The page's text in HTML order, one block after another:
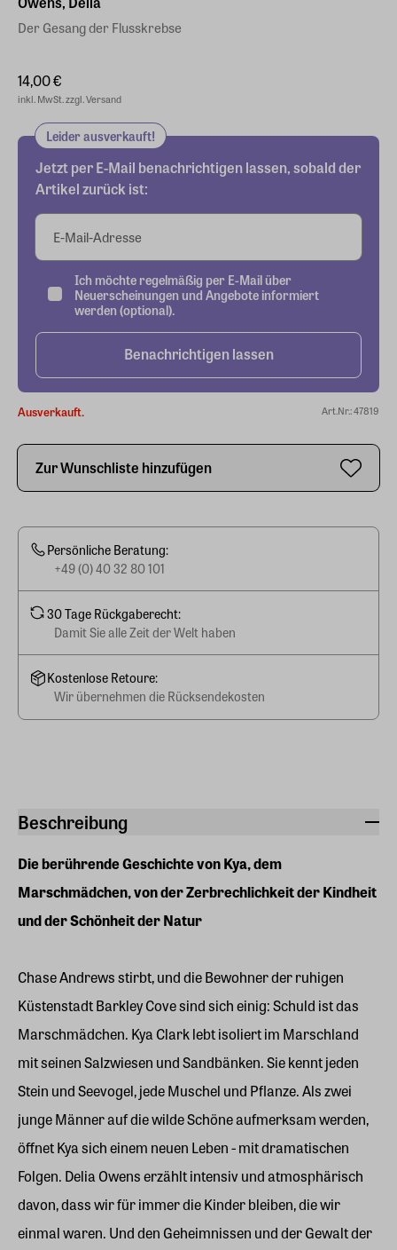
Beschreibung
Die berührende Geschichte von Kya, dem
Marschmädchen, von der Zerbrechlichkeit der Kindheit
und der Schönheit der Natur
Chase Andrews stirbt, und die Bewohner der ruhigen
Küstenstadt Barkley Cove sind sich einig: Schuld ist das
Marschmädchen. Kya Clark lebt isoliert im Marschland
mit seinen Salzwiesen und Sandbänken. Sie kennt jeden
Stein und Seevogel, jede Muschel und Pflanze. Als zwei
junge Männer auf die wilde Schöne aufmerksam werden,
öffnet Kya sich einem neuen Leben - mit dramatischen
Folgen. Delia Owens erzählt intensiv und atmosphärisch
davon, dass wir für immer die Kinder bleiben, die wir
einmal waren. Und den Geheimnissen und der Gewalt der
Der Gesang der Flusskrebse
14,00 €
inkl. MwSt. zzgl. Versand
Leider ausverkauft!
Jetzt per E-Mail benachrichtigen lassen, sobald der
Artikel zurück ist:
E-Mail-Adresse
Ich möchte regelmäßig per E-Mail über
Neuerscheinungen und Angebote informiert
werden (optional).
Benachrichtigen lassen
Ausverkauft. Art.Nr.: 47819
Zur Wunschliste hinzufügen
Persönliche Beratung:
+49 (0) 40 32 80 101
30 Tage Rückgaberecht:
Damit Sie alle Zeit der Welt haben
Kostenlose Retoure:
Wir übernehmen die Rücksendekosten